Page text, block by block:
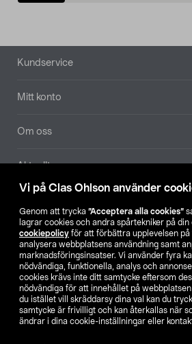
Vi på Clas Ohlson använder
Genom att trycka ”Acceptera alla cookies”
lagrar cookies och andra spårtekniker på din
cookiepolicy för att förbättra upplevelsen på
analysera webbplatsens användning samt
marknadsföringsinsatser. Vi använder fyra
nödvändiga, funktionella, analys och
cookies krävs inte ditt samtycke eftersom
nödvändiga för att innehållet på
du istället vill skräddarsy dina val kan du
samtycke är frivilligt och kan återkallas när
ändrar i dina cookie-inställningar eller
Sidfot
Kundservice
Mitt konto
Om oss
Aktuellt
Hitta butik
SE NO FI